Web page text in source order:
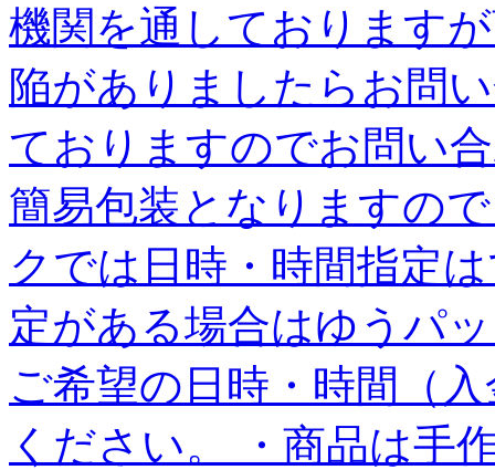
機関を通しております
陥がありましたらお問
ておりますのでお問い
簡易包装となりますの
クでは日時・時間指定
定がある場合はゆうパ
ご希望の日時・時間（
ください。 ・商品は手